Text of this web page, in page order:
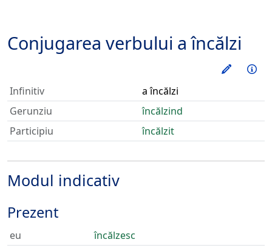
Conjugarea verbului a încălzi
Infinitiv
a încălzi
Gerunziu
încălzind
Participiu
încălzit
Modul indicativ
Prezent
eu
încălzesc